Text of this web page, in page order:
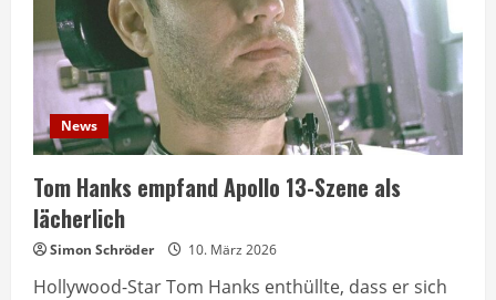
News
Tom Hanks empfand Apollo 13-Szene als
lächerlich
Simon Schröder 10. März 2026
Hollywood-Star Tom Hanks enthüllte, dass er sich